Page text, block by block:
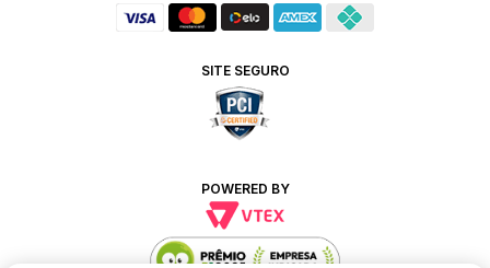
SITE SEGURO
POWERED BY